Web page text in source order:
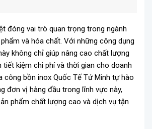
đóng vai trò quan trọng trong ngành
và hóa chất. Với những công dụng
không chỉ giúp nâng cao chất lượng
tiết kiệm chi phí và thời gian cho doanh
công bồn inox Quốc Tế Tứ Minh tự hào
đơn vị hàng đầu trong lĩnh vực này,
phẩm chất lượng cao và dịch vụ tận